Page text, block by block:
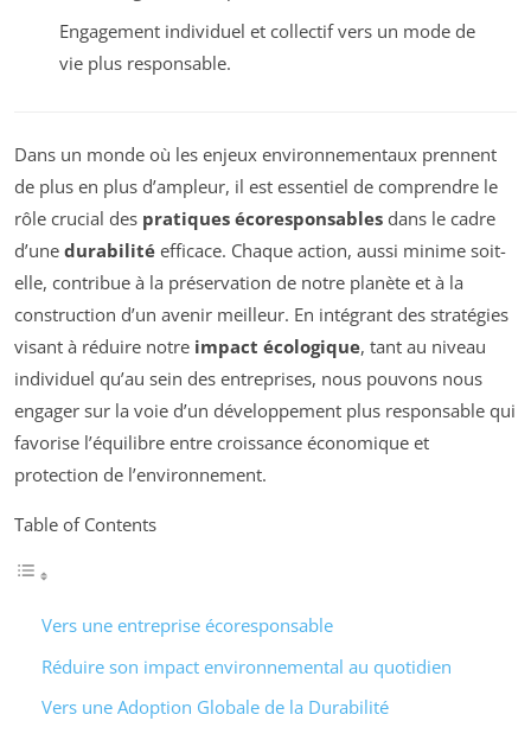
Engagement individuel et collectif vers un mode de
vie plus responsable.
Dans un monde où les enjeux environnementaux prennent
de plus en plus d’ampleur, il est essentiel de comprendre le
rôle crucial des pratiques écoresponsables dans le cadre
d’une durabilité efficace. Chaque action, aussi minime soit-
elle, contribue à la préservation de notre planète et à la
construction d’un avenir meilleur. En intégrant des stratégies
visant à réduire notre impact écologique, tant au niveau
individuel qu’au sein des entreprises, nous pouvons nous
engager sur la voie d’un développement plus responsable qui
favorise l’équilibre entre croissance économique et
protection de l’environnement.
Table of Contents
Vers une entreprise écoresponsable
Réduire son impact environnemental au quotidien
Vers une Adoption Globale de la Durabilité